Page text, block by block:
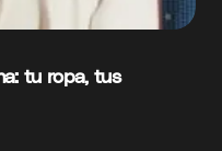
tu ropa, tus